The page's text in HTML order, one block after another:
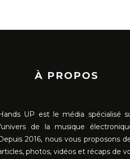
À PROPOS
UP est le média spécialisé
de la musique
2016, nous vous proposons
photos, vidéos et récaps de